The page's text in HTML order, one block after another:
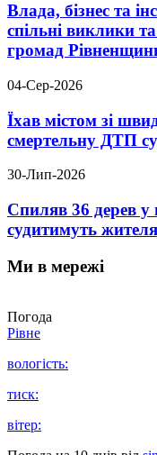
Влада, бізнес та
спільні виклики
громад
04-Сер-2026
Їхав містом зі
смертельну ДТП
30-Лип-2026
Спиляв 36 дерев у
судитимуть
Ми в мережі
Погода
Рівне
вологість:
тиск:
вітер: